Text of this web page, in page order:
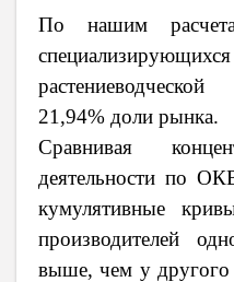
По нашим
21,94% доли рынка.
Сравнивая
деятельности по
кумулятивные
производителей
выше, чем у другого